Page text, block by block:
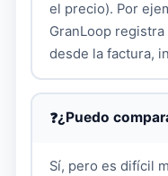
el precio). Por
GranLoop
desde la factura,
¿Puedo
Sí, pero es difícil